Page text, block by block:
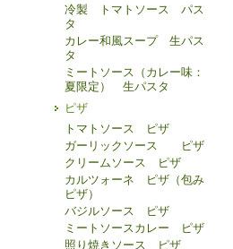
冷製 トマトソース パス
タ
カレー和風スープ 生パス
タ
ミートソース（カレー味：
夏限定） 生パスタ
ピザ
トマトソース ピザ
ガーリックソース ピザ
クリームソース ピザ
カルツォーネ ピザ（包み
ピザ）
バジルソース ピザ
ミートソースカレー ピザ
照り焼きソース ピザ